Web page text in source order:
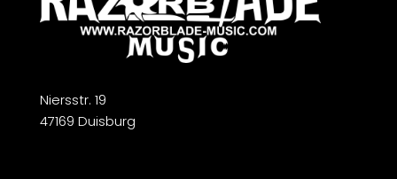
Niersstr. 19
47169 Duisburg